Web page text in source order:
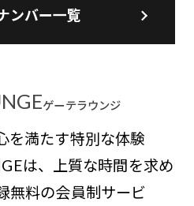
ンバー一覧
ゲーテラウンジ
を満たす特別な体験
は、上質な時間を求め
無料の会員制サービ